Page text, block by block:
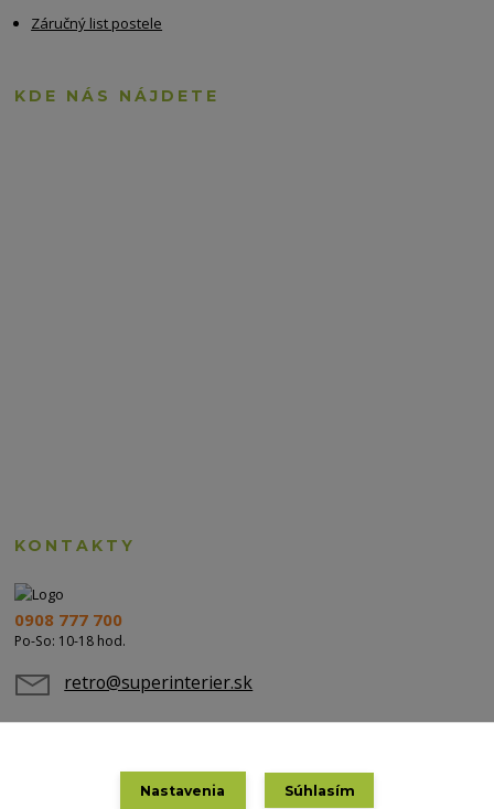
Záručný list postele
KDE NÁS NÁJDETE
KONTAKTY
0908 777 700
Po-So: 10-18 hod.
retro@superinterier.sk
Nastavenia Súhlasím